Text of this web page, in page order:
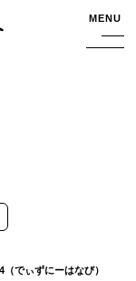
MENU